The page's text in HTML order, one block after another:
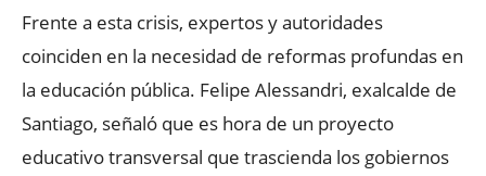
Frente a esta crisis, expertos y autoridades
coinciden en la necesidad de reformas profundas en
la educación pública. Felipe Alessandri, exalcalde de
Santiago, señaló que es hora de un proyecto
educativo transversal que trascienda los gobiernos